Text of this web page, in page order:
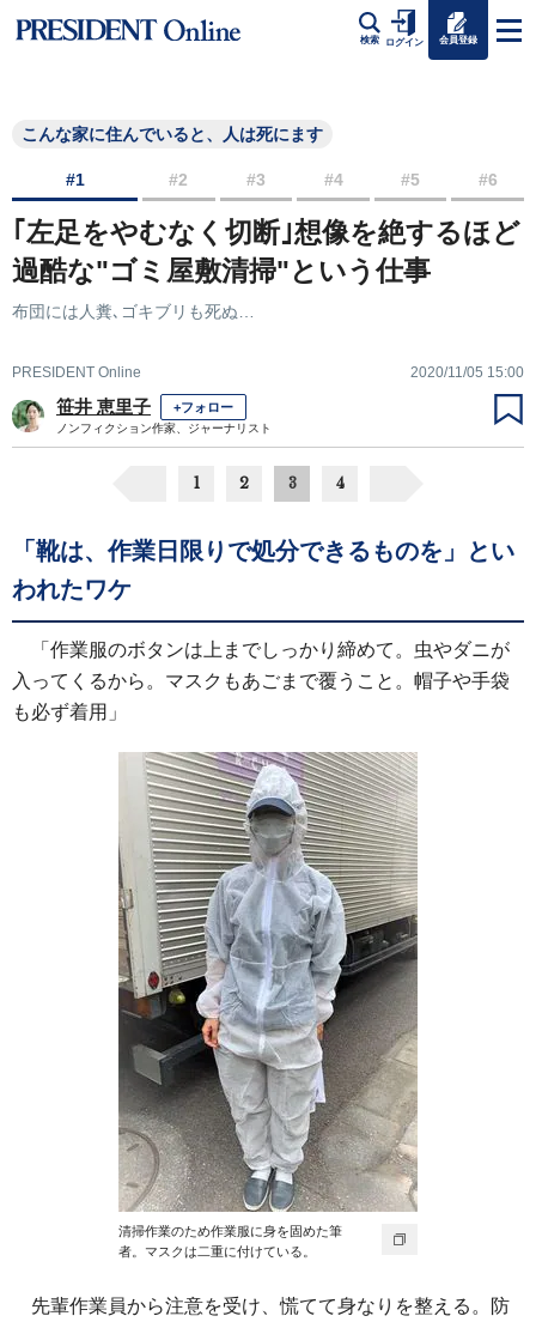
検索 ログイン 会員登録
こんな家に住んでいると、人は死にます
#1 #2 #3 #4 #5 #6
｢左足をやむなく切断｣想像を絶するほど
過酷な"ゴミ屋敷清掃"という仕事
布団には人糞､ゴキブリも死ぬ…
PRESIDENT Online 2020/11/05 15:00
笹井 恵里子 +フォロー
ノンフィクション作家、ジャーナリスト
1 2 3 4
「靴は、作業日限りで処分できるものを」とい
われたワケ
「作業服のボタンは上までしっかり締めて。虫やダニが
入ってくるから。マスクもあごまで覆うこと。帽子や手袋
も必ず着用」
清掃作業のため作業服に身を固めた筆
者。マスクは二重に付けている。
先輩作業員から注意を受け、慌てて身なりを整える。防